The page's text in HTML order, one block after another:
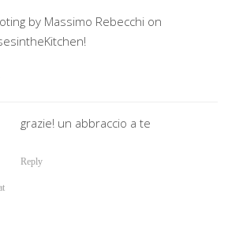
by Massimo Rebecchi on
grazie! un abbraccio a te
Reply